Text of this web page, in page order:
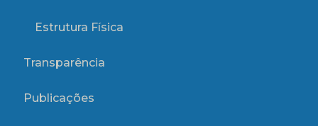
Estrutura Física
Transparência
Publicações